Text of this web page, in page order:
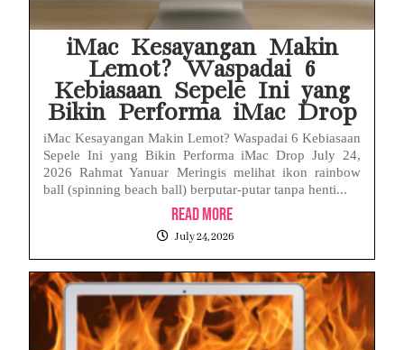
iMac Kesayangan Makin
Lemot? Waspadai 6
Kebiasaan Sepele Ini yang
Bikin Performa iMac Drop
iMac Kesayangan Makin Lemot? Waspadai 6 Kebiasaan
Sepele Ini yang Bikin Performa iMac Drop July 24,
2026 Rahmat Yanuar Meringis melihat ikon rainbow
ball (spinning beach ball) berputar-putar tanpa henti...
Read More
July 24, 2026